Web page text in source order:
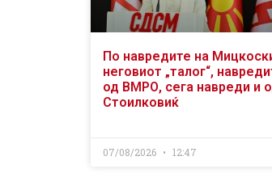
По навредите на
неговиот „талог“,
од ВМРО, сега навреди и
Стоилковиќ
07/08/2026 12:47